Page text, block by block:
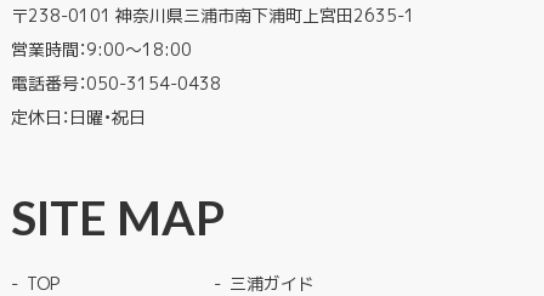
〒238-0101 神奈川県三浦市南下浦町上宮田2635-1
営業時間：9:00〜18:00
電話番号：050-3154-0438
定休日：日曜・祝日
SITE MAP
TOP
三浦ガイド